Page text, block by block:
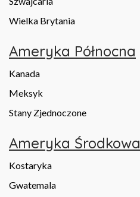
Wielka Brytania
Ameryka Północna
Kanada
Meksyk
Stany Zjednoczone
Ameryka Środkowa
Kostaryka
Gwatemala